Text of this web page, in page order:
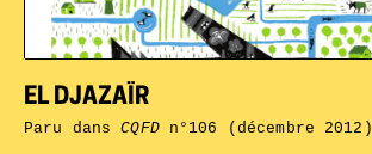
EL DJAZAÏR
Paru dansCQFDn°106 (décembre 2012)